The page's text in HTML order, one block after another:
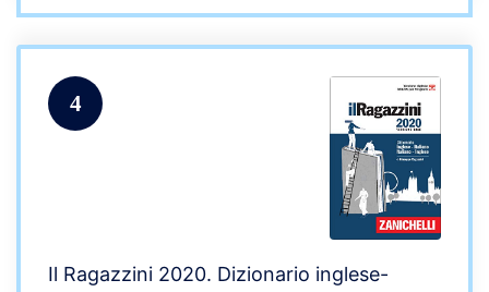
4
Il Ragazzini 2020. Dizionario inglese-